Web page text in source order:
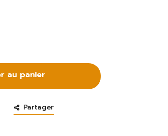
au panier
Partager